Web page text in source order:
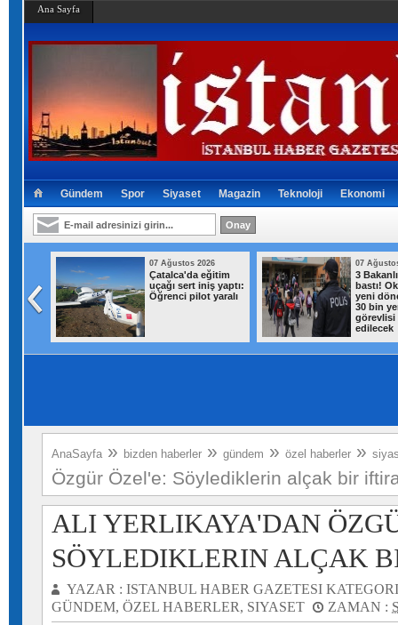
Ana Sayfa
Gündem Spor Siyaset Magazin Teknoloji Ekonomi
1 kilo
07 Ağustos 2026
Çatalca'da eğitim
uçağı sert iniş yaptı:
Öğrenci pilot yaralı
07
3
bastı!
yeni
30 bin
görevlisi
edilecek
AnaSayfa » bizden haberler » gündem » özel haberler »
Özgür Özel'e: Söylediklerin alçak bir
ALI YERLIKAYA'DAN
SÖYLEDIKLERIN ALÇAK
YAZAR : ISTANBUL HABER GAZETESI
GÜNDEM, ÖZEL HABERLER, SIYASET ZAMAN :